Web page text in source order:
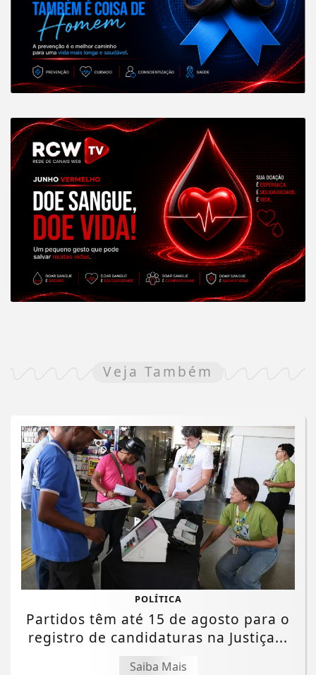
Veja Também
POLÍTICA
Partidos têm até 15 de agosto para o
registro de candidaturas na Justiça...
Saiba Mais